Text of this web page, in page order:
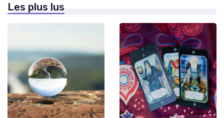
Les plus lus